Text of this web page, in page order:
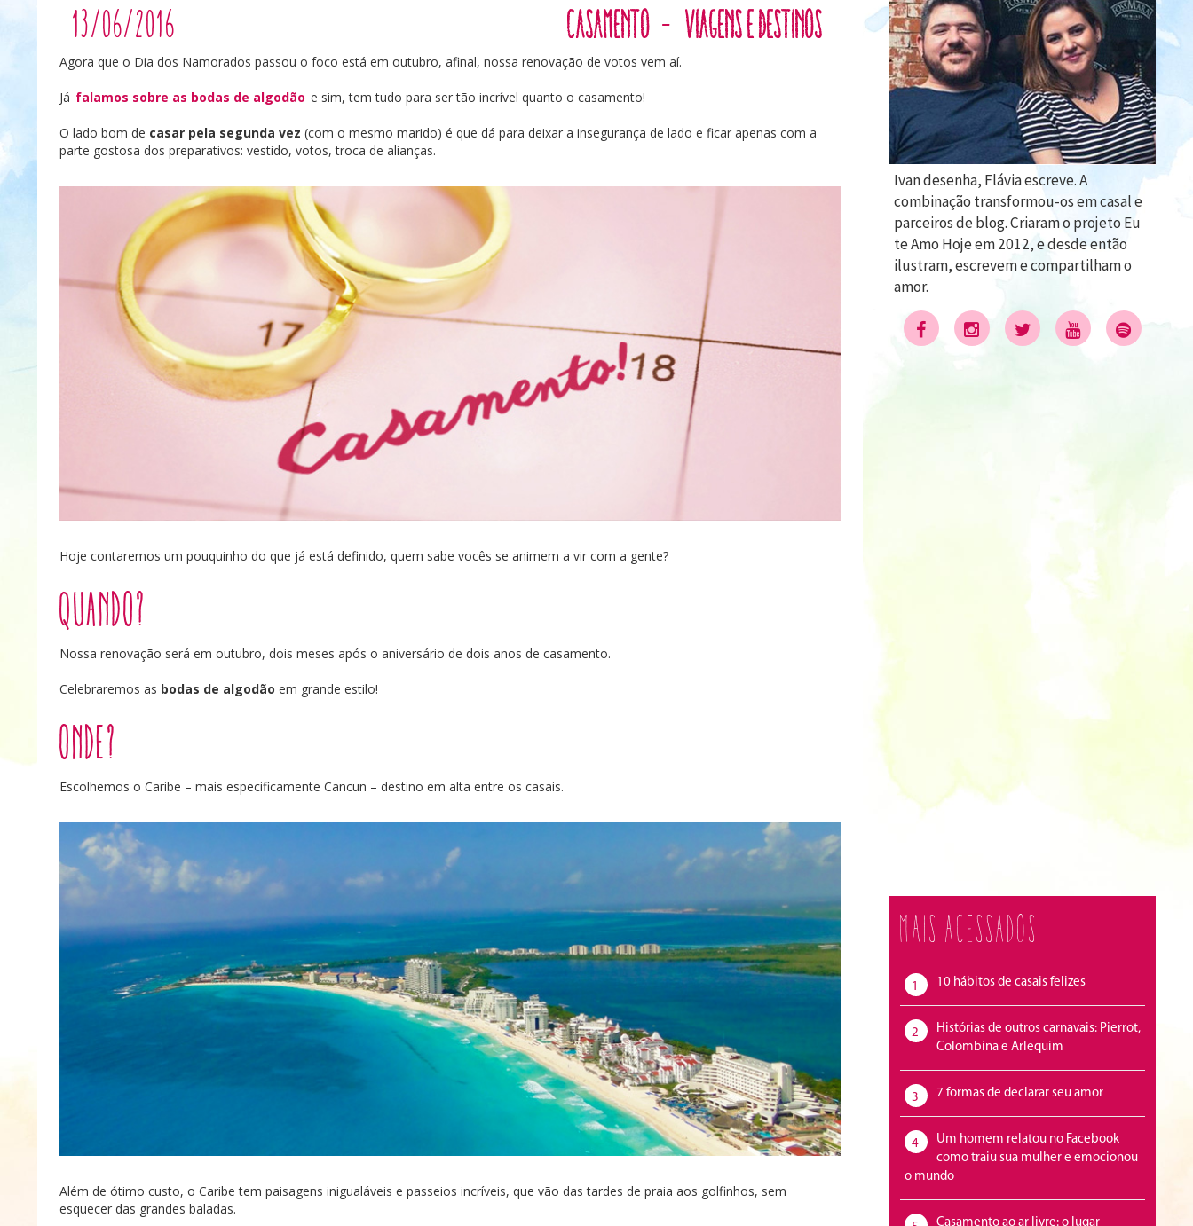
13/06/2016 Casamento - Viagens e Destinos
Agora que o Dia dos Namorados passou o foco está em outubro, afinal, nossa renovação de votos vem aí.
Já falamos sobre as bodas de algodão e sim, tem tudo para ser tão incrível quanto o casamento!
O lado bom de casar pela segunda vez (com o mesmo marido) é que dá para deixar a insegurança de lado e ficar apenas com a
parte gostosa dos preparativos: vestido, votos, troca de alianças.
Hoje contaremos um pouquinho do que já está definido, quem sabe vocês se animem a vir com a gente?
Quando?
Nossa renovação será em outubro, dois meses após o aniversário de dois anos de casamento.
Celebraremos as bodas de algodão em grande estilo!
Onde?
Escolhemos o Caribe – mais especificamente Cancun – destino em alta entre os casais.
Além de ótimo custo, o Caribe tem paisagens inigualáveis e passeios incríveis, que vão das tardes de praia aos golfinhos, sem
esquecer das grandes baladas.
Ivan desenha, Flávia escreve. A
combinação transformou-os em casal e
parceiros de blog. Criaram o projeto Eu
te Amo Hoje em 2012, e desde então
ilustram, escrevem e compartilham o
amor.
Mais acessados
1 10 hábitos de casais felizes
2
Histórias de outros carnavais: Pierrot,
Colombina e Arlequim
3 7 formas de declarar seu amor
4
Um homem relatou no Facebook
como traiu sua mulher e emocionou
o mundo
Casamento ao ar livre: o lugar